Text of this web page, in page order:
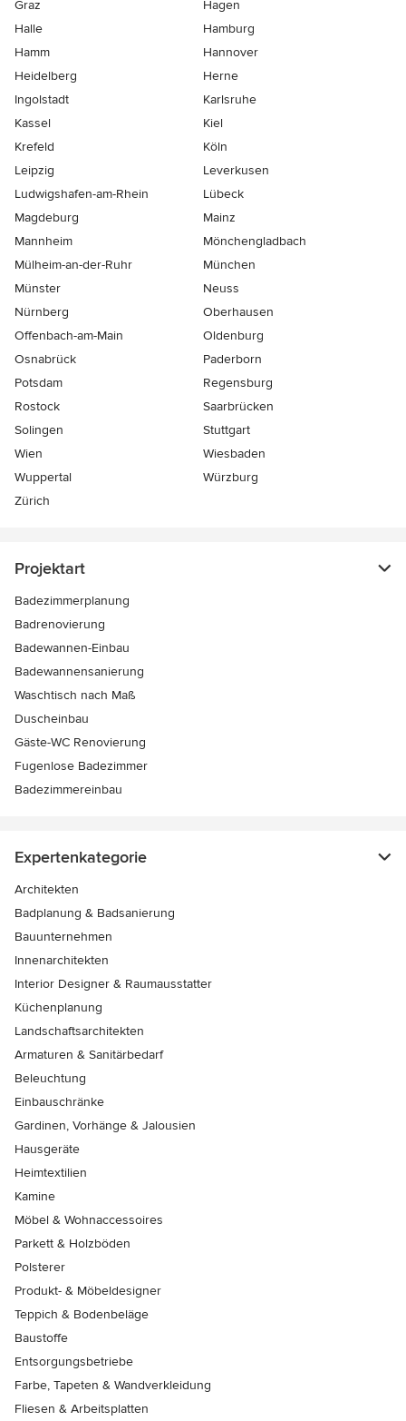
Graz
Hagen
Halle
Hamburg
Hamm
Hannover
Heidelberg
Herne
Ingolstadt
Karlsruhe
Kassel
Kiel
Krefeld
Köln
Leipzig
Leverkusen
Ludwigshafen-am-Rhein
Lübeck
Magdeburg
Mainz
Mannheim
Mönchen­gladbach
Mülheim-an-der-Ruhr
München
Münster
Neuss
Nürnberg
Oberhausen
Offenbach-am-Main
Oldenburg
Osnabrück
Paderborn
Potsdam
Regensburg
Rostock
Saarbrücken
Solingen
Stuttgart
Wien
Wiesbaden
Wuppertal
Würzburg
Zürich
Projektart
Badezimmerplanung
Badrenovierung
Badewannen-Einbau
Badewannensanierung
Waschtisch nach Maß
Duscheinbau
Gäste-WC Renovierung
Fugenlose Badezimmer
Badezimmereinbau
Expertenkategorie
Architekten
Badplanung & Badsanierung
Bauunternehmen
Innenarchitekten
Interior Designer & Raumausstatter
Küchenplanung
Landschaftsarchitekten
Armaturen & Sanitärbedarf
Beleuchtung
Einbauschränke
Gardinen, Vorhänge & Jalousien
Hausgeräte
Heimtextilien
Kamine
Möbel & Wohnaccessoires
Parkett & Holzböden
Polsterer
Produkt- & Möbeldesigner
Teppich & Bodenbeläge
Baustoffe
Entsorgungsbetriebe
Farbe, Tapeten & Wandverkleidung
Fliesen & Arbeitsplatten